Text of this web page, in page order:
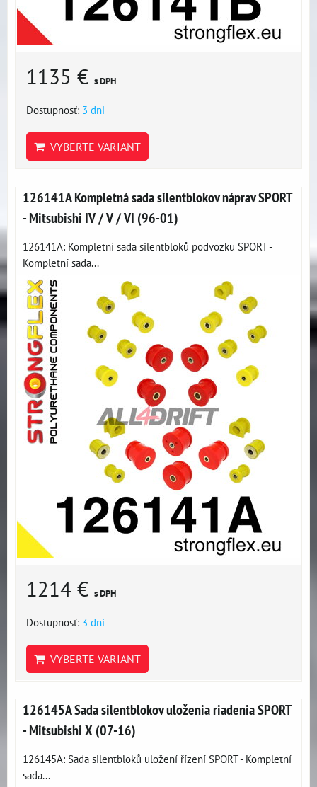
1135 € s DPH
Dostupnosť: 3 dni
VYBERTE VARIANT
126141A Kompletná sada silentblokov náprav SPORT
- Mitsubishi IV / V / VI (96-01)
126141A: Kompletní sada silentbloků podvozku SPORT -
Kompletní sada...
1214 € s DPH
Dostupnosť: 3 dni
VYBERTE VARIANT
126145A Sada silentblokov uloženia riadenia SPORT
- Mitsubishi X (07-16)
126145A: Sada silentbloků uložení řízení SPORT - Kompletní
sada...